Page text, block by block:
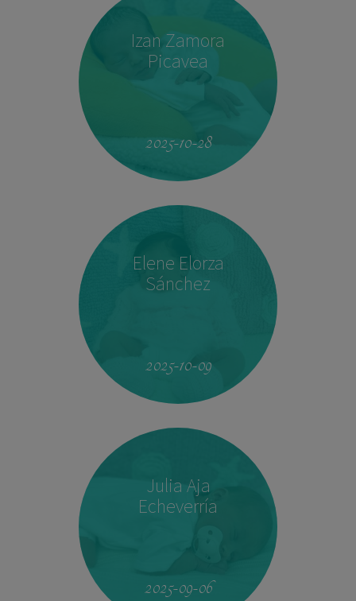
Izan Zamora
Picavea
2025-10-28
Elene Elorza
Sánchez
2025-10-09
Julia Aja
Echeverría
2025-09-06